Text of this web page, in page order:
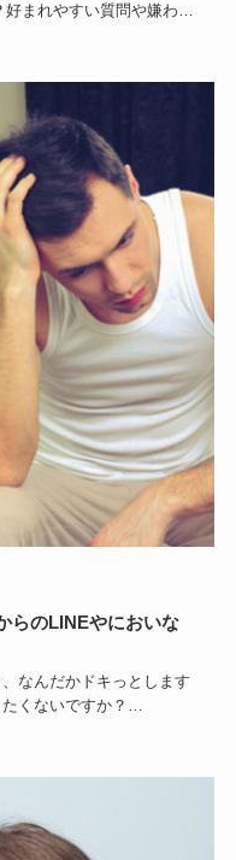
まれやすい質問や嫌われ
らのLINEやにおいな
なんだかドキっとします
くないですか？